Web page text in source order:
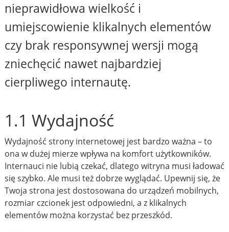
nieprawidłowa wielkość i
umiejscowienie klikalnych elementów
czy brak responsywnej wersji mogą
zniechęcić nawet najbardziej
cierpliwego internautę.
1.1 Wydajność
Wydajność strony internetowej jest bardzo ważna – to
ona w dużej mierze wpływa na komfort użytkowników.
Internauci nie lubią czekać, dlatego witryna musi ładować
się szybko. Ale musi też dobrze wyglądać. Upewnij się, że
Twoja strona jest dostosowana do urządzeń mobilnych,
rozmiar czcionek jest odpowiedni, a z klikalnych
elementów można korzystać bez przeszkód.